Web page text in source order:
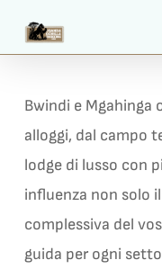
contentBwindi e Mgahinga
alloggi, dal campo
lodge di lusso con
influenza non solo
complessiva del
guida per ogni